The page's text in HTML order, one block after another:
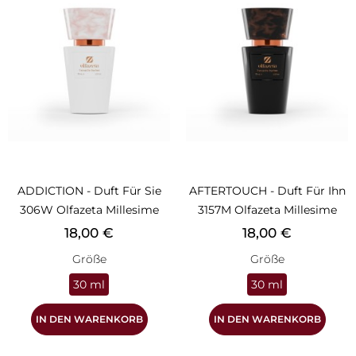
ADDICTION - Duft Für Sie
306W Olfazeta Millesime
Preis
18,00 €
Größe
30 ml
IN DEN WARENKORB
AFTERTOUCH - Duft Für Ihn
3157M Olfazeta Millesime
Preis
18,00 €
Größe
30 ml
IN DEN WARENKORB